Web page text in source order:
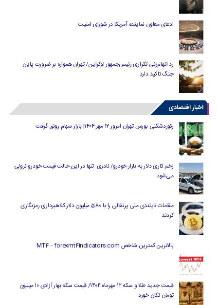
ادعای معاون نماینده آمریکا در شورای امنیت
رد اتهام‌زنی تکراری رئیس‌جمهور اوکراین/ تهران همواره بر ضرورت پایان
جنگ تاکید دارد
اخبار اقتصادی
رکوردشکنی بورس تهران امروز ۱۲ مهر ۱۴۰۴| بازار سهام رونق گرفت
زخم کاری دلار به بازار خودرو/ نادری: تنها در این حالت قیمت خودرو نزولی
می‌شود
مقامات تایلندی ملی پرتغالی را با 580 میلیون دلار کلاهبرداری رمزنگاری
کردند
بالاترین کمترین شاخص MT4 – forexmt4indicators.com
قیمت جدید طلا و سکه ۱۲ مهرماه ۱۴۰۴/ قیمت سکه بهار آزادی ۱۰ میلیون
تومان تکان خورد